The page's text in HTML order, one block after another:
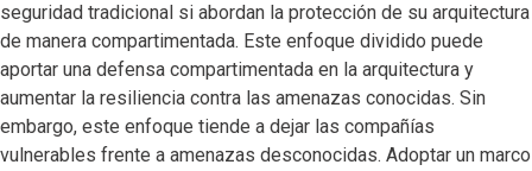
seguridad tradicional si abordan la protección de su arquitectura
de manera compartimentada. Este enfoque dividido puede
aportar una defensa compartimentada en la arquitectura y
aumentar la resiliencia contra las amenazas conocidas. Sin
embargo, este enfoque tiende a dejar las compañías
vulnerables frente a amenazas desconocidas. Adoptar un marco